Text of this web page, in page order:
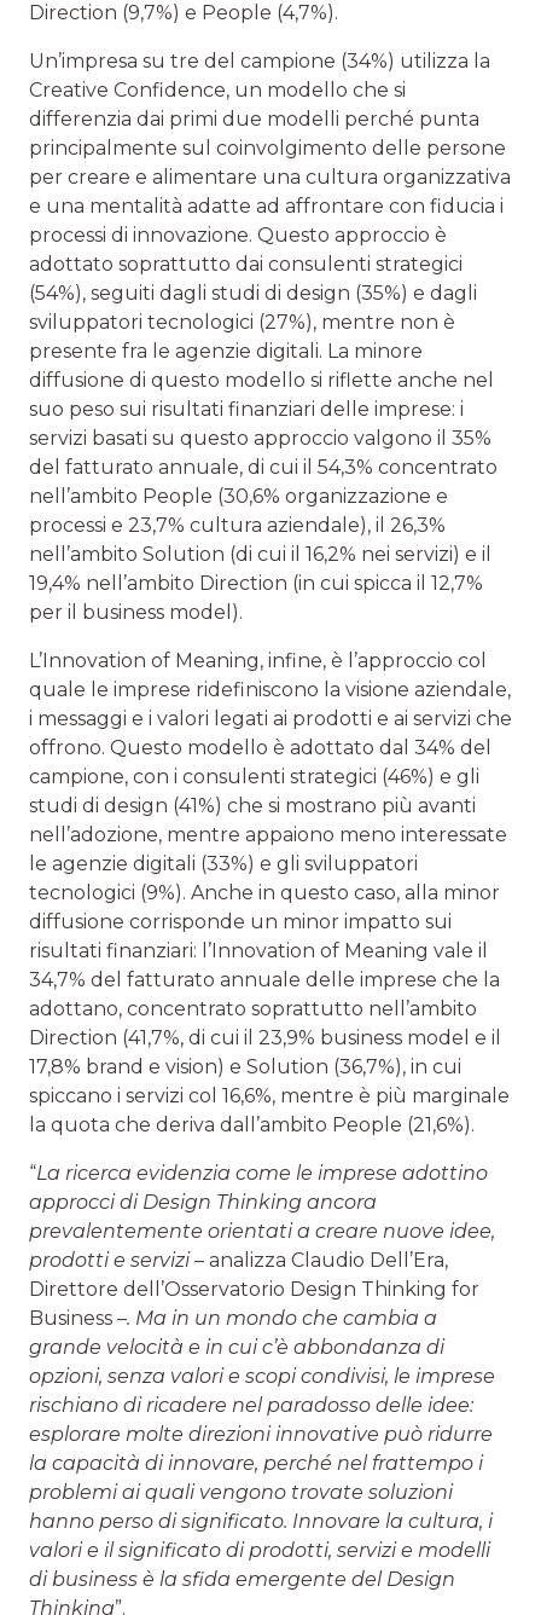
Direction (9,7%) e People (4,7%).
Un’impresa su tre del campione (34%) utilizza la
Creative Confidence, un modello che si
differenzia dai primi due modelli perché punta
principalmente sul coinvolgimento delle persone
per creare e alimentare una cultura organizzativa
e una mentalità adatte ad affrontare con fiducia i
processi di innovazione. Questo approccio è
adottato soprattutto dai consulenti strategici
(54%), seguiti dagli studi di design (35%) e dagli
sviluppatori tecnologici (27%), mentre non è
presente fra le agenzie digitali. La minore
diffusione di questo modello si riflette anche nel
suo peso sui risultati finanziari delle imprese: i
servizi basati su questo approccio valgono il 35%
del fatturato annuale, di cui il 54,3% concentrato
nell’ambito People (30,6% organizzazione e
processi e 23,7% cultura aziendale), il 26,3%
nell’ambito Solution (di cui il 16,2% nei servizi) e il
19,4% nell’ambito Direction (in cui spicca il 12,7%
per il business model).
L’Innovation of Meaning, infine, è l’approccio col
quale le imprese ridefiniscono la visione aziendale,
i messaggi e i valori legati ai prodotti e ai servizi che
offrono. Questo modello è adottato dal 34% del
campione, con i consulenti strategici (46%) e gli
studi di design (41%) che si mostrano più avanti
nell’adozione, mentre appaiono meno interessate
le agenzie digitali (33%) e gli sviluppatori
tecnologici (9%). Anche in questo caso, alla minor
diffusione corrisponde un minor impatto sui
risultati finanziari: l’Innovation of Meaning vale il
34,7% del fatturato annuale delle imprese che la
adottano, concentrato soprattutto nell’ambito
Direction (41,7%, di cui il 23,9% business model e il
17,8% brand e vision) e Solution (36,7%), in cui
spiccano i servizi col 16,6%, mentre è più marginale
la quota che deriva dall’ambito People (21,6%).
“La ricerca evidenzia come le imprese adottino
approcci di Design Thinking ancora
prevalentemente orientati a creare nuove idee,
prodotti e servizi– analizza Claudio Dell’Era,
Direttore dell’Osservatorio Design Thinking for
Business –. Ma in un mondo che cambia a
grande velocità e in cui c’è abbondanza di
opzioni, senza valori e scopi condivisi, le imprese
rischiano di ricadere nel paradosso delle idee:
esplorare molte direzioni innovative può ridurre
la capacità di innovare, perché nel frattempo i
problemi ai quali vengono trovate soluzioni
hanno perso di significato. Innovare la cultura, i
valori e il significato di prodotti, servizi e modelli
di business è la sfida emergente del Design
Thinking”.